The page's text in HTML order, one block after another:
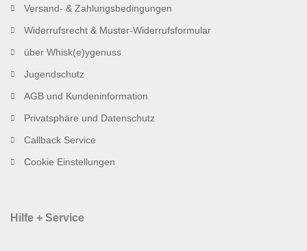
Versand- & Zahlungsbedingungen
Widerrufsrecht & Muster-Widerrufsformular
über Whisk(e)ygenuss
Jugendschutz
AGB und Kundeninformation
Privatsphäre und Datenschutz
Callback Service
Cookie Einstellungen
Hilfe + Service